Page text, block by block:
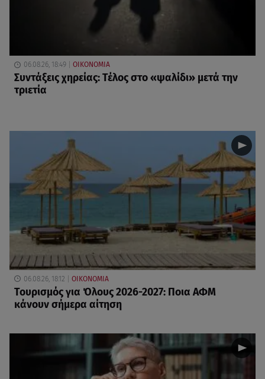
06.08.26, 18:49 ΟΙΚΟΝΟΜΙΑ
Συντάξεις χηρείας: Τέλος στο «ψαλίδι» μετά την
τριετία
06.08.26, 18:12 ΟΙΚΟΝΟΜΙΑ
Τουρισμός για Όλους 2026-2027: Ποια ΑΦΜ
κάνουν σήμερα αίτηση